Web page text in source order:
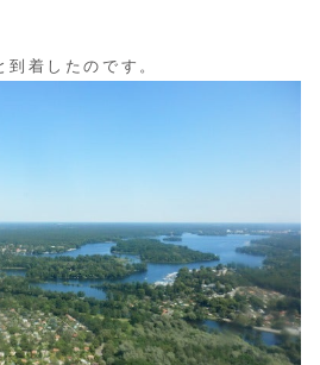
到着したのです。